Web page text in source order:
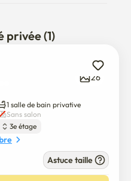
confortable spéciale
sécurité est notre
numérique, nous
pour les femmes
7 minutes à pied de
minutes à pied de
privée (1)
26
1 salle de bain privative
Sans salon
3e étage
Astuce taille